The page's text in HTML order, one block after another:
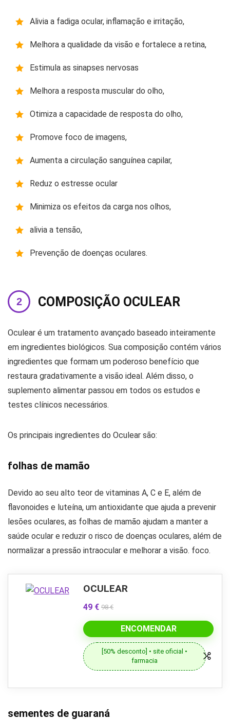
Alivia a fadiga ocular, inflamação e irritação,
Melhora a qualidade da visão e fortalece a retina,
Estimula as sinapses nervosas
Melhora a resposta muscular do olho,
Otimiza a capacidade de resposta do olho,
Promove foco de imagens,
Aumenta a circulação sanguínea capilar,
Reduz o estresse ocular
Minimiza os efeitos da carga nos olhos,
alivia a tensão,
Prevenção de doenças oculares.
COMPOSIÇÃO OCULEAR
Oculear é um tratamento avançado baseado inteiramente
em ingredientes biológicos. Sua composição contém vários
ingredientes que formam um poderoso benefício que
restaura gradativamente a visão ideal. Além disso, o
suplemento alimentar passou em todos os estudos e
testes clínicos necessários.
Os principais ingredientes do Oculear são:
folhas de mamão
Devido ao seu alto teor de vitaminas A, C e E, além de
flavonoides e luteína, um antioxidante que ajuda a prevenir
lesões oculares, as folhas de mamão ajudam a manter a
saúde ocular e reduzir o risco de doenças oculares, além de
normalizar a pressão intraocular e melhorar a visão. foco.
OCULEAR
49 € 98 €
ENCOMENDAR
[50% desconto] • site oficial •
farmacia
sementes de guaraná